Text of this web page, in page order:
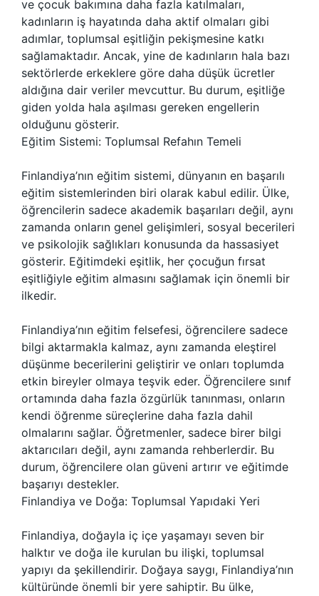
ve çocuk bakımına daha fazla katılmaları,
kadınların iş hayatında daha aktif olmaları gibi
adımlar, toplumsal eşitliğin pekişmesine katkı
sağlamaktadır. Ancak, yine de kadınların hala bazı
sektörlerde erkeklere göre daha düşük ücretler
aldığına dair veriler mevcuttur. Bu durum, eşitliğe
giden yolda hala aşılması gereken engellerin
olduğunu gösterir.
Eğitim Sistemi: Toplumsal Refahın Temeli
Finlandiya’nın eğitim sistemi, dünyanın en başarılı
eğitim sistemlerinden biri olarak kabul edilir. Ülke,
öğrencilerin sadece akademik başarıları değil, aynı
zamanda onların genel gelişimleri, sosyal becerileri
ve psikolojik sağlıkları konusunda da hassasiyet
gösterir. Eğitimdeki eşitlik, her çocuğun fırsat
eşitliğiyle eğitim almasını sağlamak için önemli bir
ilkedir.
Finlandiya’nın eğitim felsefesi, öğrencilere sadece
bilgi aktarmakla kalmaz, aynı zamanda eleştirel
düşünme becerilerini geliştirir ve onları toplumda
etkin bireyler olmaya teşvik eder. Öğrencilere sınıf
ortamında daha fazla özgürlük tanınması, onların
kendi öğrenme süreçlerine daha fazla dahil
olmalarını sağlar. Öğretmenler, sadece birer bilgi
aktarıcıları değil, aynı zamanda rehberlerdir. Bu
durum, öğrencilere olan güveni artırır ve eğitimde
başarıyı destekler.
Finlandiya ve Doğa: Toplumsal Yapıdaki Yeri
Finlandiya, doğayla iç içe yaşamayı seven bir
halktır ve doğa ile kurulan bu ilişki, toplumsal
yapıyı da şekillendirir. Doğaya saygı, Finlandiya’nın
kültüründe önemli bir yere sahiptir. Bu ülke,